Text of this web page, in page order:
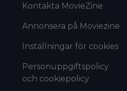
Kontakta MovieZine
Annonsera på Moviezine
Inställningar för cookies
Personuppgiftspolicy
och cookiepolicy